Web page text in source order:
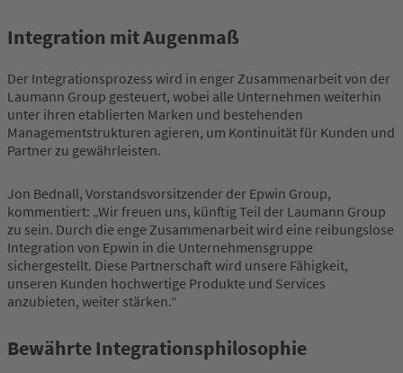
Integration mit Augenmaß
Der Integrationsprozess wird in enger Zusammenarbeit von der
Laumann Group gesteuert, wobei alle Unternehmen weiterhin
unter ihren etablierten Marken und bestehenden
Managementstrukturen agieren, um Kontinuität für Kunden und
Partner zu gewährleisten.
Jon Bednall, Vorstandsvorsitzender der Epwin Group,
kommentiert: „Wir freuen uns, künftig Teil der Laumann Group
zu sein. Durch die enge Zusammenarbeit wird eine reibungslose
Integration von Epwin in die Unternehmensgruppe
sichergestellt. Diese Partnerschaft wird unsere Fähigkeit,
unseren Kunden hochwertige Produkte und Services
anzubieten, weiter stärken.“
Bewährte Integrationsphilosophie